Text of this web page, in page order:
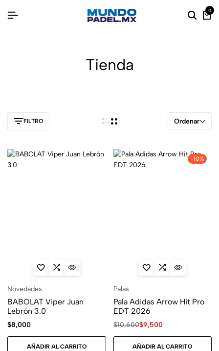
0
Tienda
FILTRO Ordenar
Novedades
BABOLAT Viper Juan
Lebrón 3.0
$8,000
AÑADIR AL CARRITO
-10%
Palas
Pala Adidas Arrow Hit Pro
EDT 2026
$10,600$9,500
AÑADIR AL CARRITO